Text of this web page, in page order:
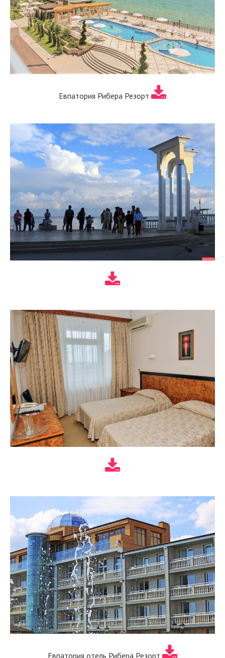
Евпатория Рибера Резорт
Евпатория отель Рибера Резорт